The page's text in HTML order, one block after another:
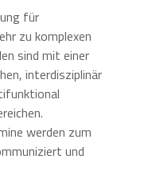
für
zu komplexen
sind mit einer
interdisziplinär
werden zum
und